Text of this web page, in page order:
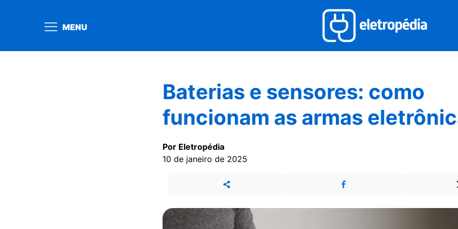
MENU
Baterias e sensores: como
funcionam as armas
Por Eletropédia
10 de janeiro de 2025